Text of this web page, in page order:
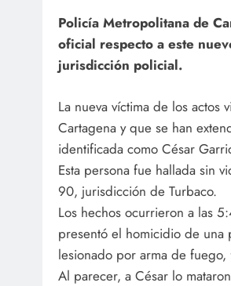
Policía Metropolitana de
oficial respecto a este
jurisdicción policial.
La nueva víctima de los actos
Cartagena y que se han
identificada como César
Esta persona fue hallada sin
90, jurisdicción de Turbaco.
Los hechos ocurrieron a las
presentó el homicidio de una
lesionado por arma de
Al parecer, a César lo